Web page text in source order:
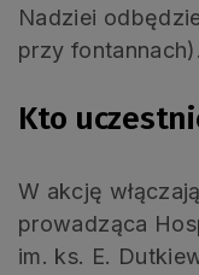
Nadziei
przy fontannach).
Kto
W akcję
prowadząca
im. ks. E.